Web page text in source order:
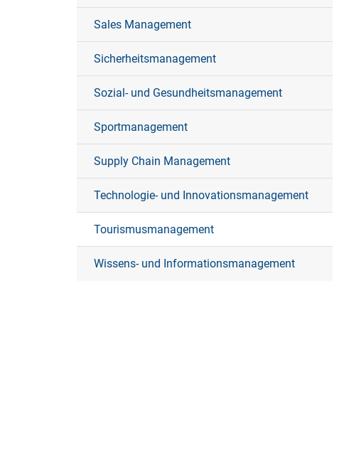
Sales Management
Sicherheitsmanagement
Sozial- und Gesundheitsmanagement
Sportmanagement
Supply Chain Management
Technologie- und Innovationsmanagement
Tourismusmanagement
Wissens- und Informationsmanagement